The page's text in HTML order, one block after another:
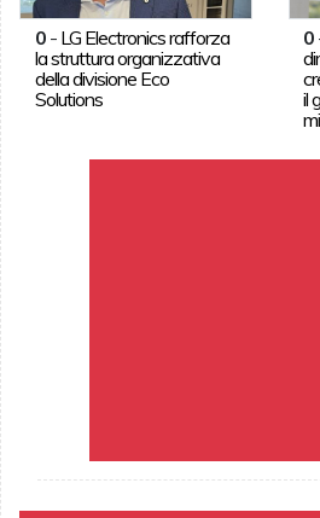
0- LG Electronics rafforza
la struttura organizzativa
della divisione Eco
Solutions
0
il